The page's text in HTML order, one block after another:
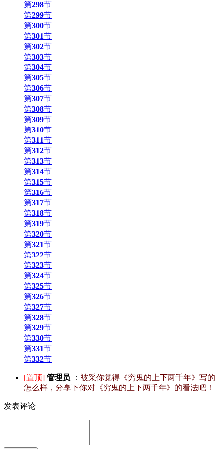
第298节
第299节
第300节
第301节
第302节
第303节
第304节
第305节
第306节
第307节
第308节
第309节
第310节
第311节
第312节
第313节
第314节
第315节
第316节
第317节
第318节
第319节
第320节
第321节
第322节
第323节
第324节
第325节
第326节
第327节
第328节
第329节
第330节
第331节
第332节
[置顶] 管理员 ： 被采你觉得《穷鬼的上下两千年》写的
怎么样，分享下你对《穷鬼的上下两千年》的看法吧！
发表评论